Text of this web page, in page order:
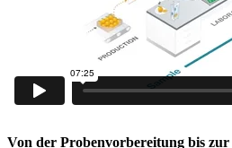
Von der Probenvorbereitung bis